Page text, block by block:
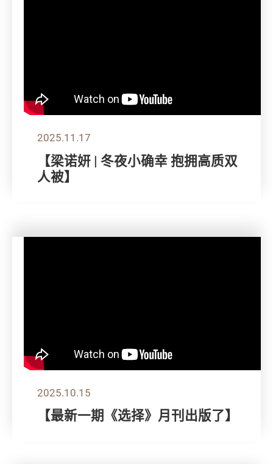
2025.11.17
【梁诺妍 | 冬夜小确幸 抱拥高质双
人被】
2025.10.15
【最新一期《选择》月刊出版了】